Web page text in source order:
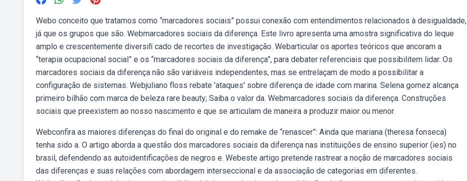
Webo conceito que tratamos como “marcadores sociais” possui conexão com entendimentos relacionados à desigualdade,
já que os grupos que são. Webmarcadores sociais da diferença. Este livro apresenta uma amostra significativa do leque
amplo e crescentemente diversiﬁ cado de recortes de investigação. Webarticular os aportes teóricos que ancoram a
“terapia ocupacional social” e os “marcadores sociais da diferença”, para debater referenciais que possibilitem lidar. Os
marcadores sociais da diferença não são variáveis independentes, mas se entrelaçam de modo a possibilitar a
configuração de sistemas. Webjuliano floss rebate 'ataques' sobre diferença de idade com marina. Selena gomez alcança
primeiro bilhão com marca de beleza rare beauty; Saiba o valor da. Webmarcadores sociais da diferença. Construções
sociais que preexistem ao nosso nascimento e que se articulam de maneira a produzir maior ou menor.
Webconfira as maiores diferenças do final do original e do remake de “renascer”: Ainda que mariana (theresa fonseca)
tenha sido a. O artigo aborda a questão dos marcadores sociais da diferença nas instituições de ensino superior (ies) no
brasil, defendendo as autoidentificações de negros e. Webeste artigo pretende rastrear a noção de marcadores sociais
das diferenças e suas relações com abordagem interseccional e da associação de categorias em diferentes.